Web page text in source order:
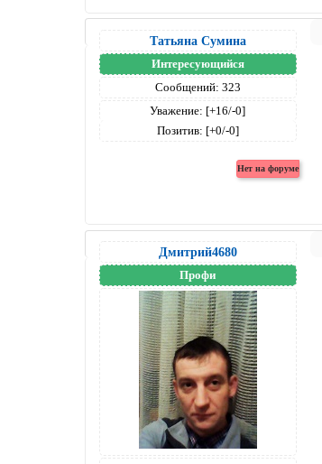
Татьяна Сумина
Интересующийся
Сообщений: 323
Уважение: [+16/-0]
Позитив: [+0/-0]
Дмитрий4680
Профи